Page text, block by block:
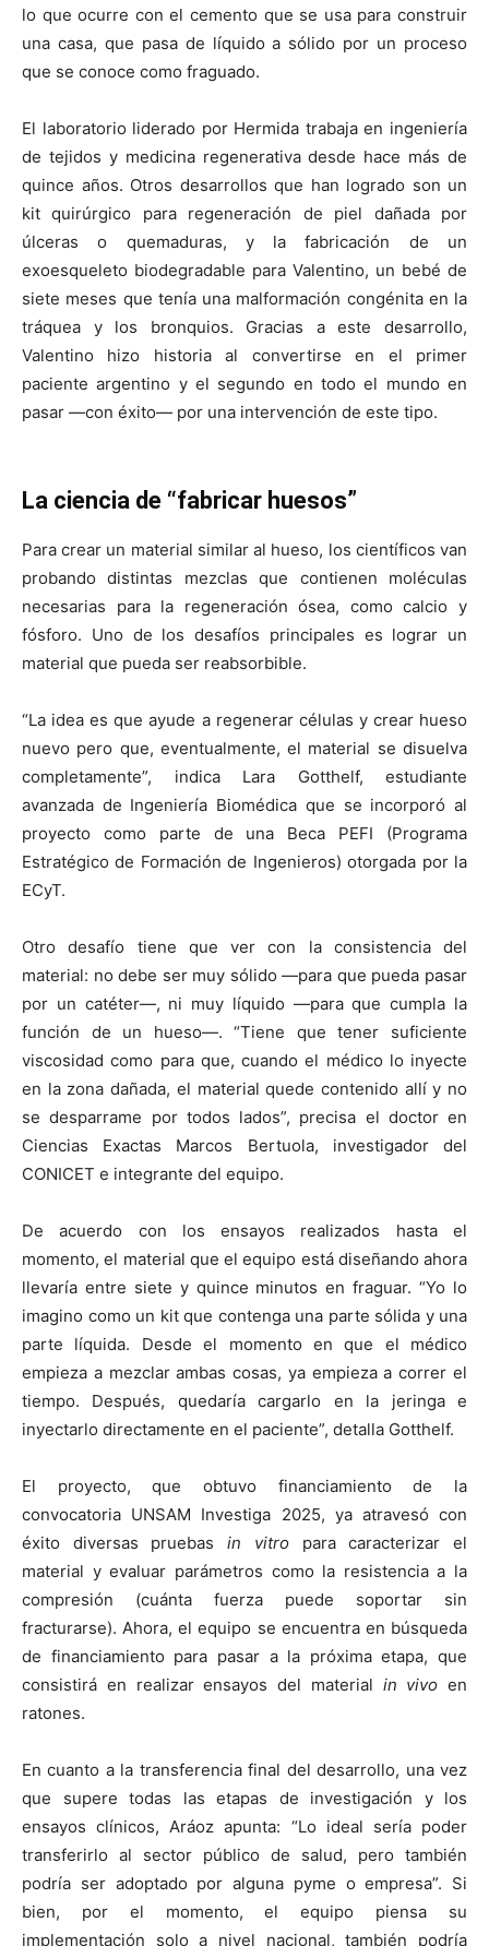
lo que ocurre con el cemento que se usa para construir
una casa, que pasa de líquido a sólido por un proceso
que se conoce como fraguado.
El laboratorio liderado por Hermida trabaja en ingeniería
de tejidos y medicina regenerativa desde hace más de
quince años. Otros desarrollos que han logrado son un
kit quirúrgico para regeneración de piel dañada por
úlceras o quemaduras, y la fabricación de un
exoesqueleto biodegradable para Valentino, un bebé de
siete meses que tenía una malformación congénita en la
tráquea y los bronquios. Gracias a este desarrollo,
Valentino hizo historia al convertirse en el primer
paciente argentino y el segundo en todo el mundo en
pasar —con éxito— por una intervención de este tipo.
La ciencia de “fabricar huesos”
Para crear un material similar al hueso, los científicos van
probando distintas mezclas que contienen moléculas
necesarias para la regeneración ósea, como calcio y
fósforo. Uno de los desafíos principales es lograr un
material que pueda ser reabsorbible.
“La idea es que ayude a regenerar células y crear hueso
nuevo pero que, eventualmente, el material se disuelva
completamente”, indica Lara Gotthelf, estudiante
avanzada de Ingeniería Biomédica que se incorporó al
proyecto como parte de una Beca PEFI (Programa
Estratégico de Formación de Ingenieros) otorgada por la
ECyT.
Otro desafío tiene que ver con la consistencia del
material: no debe ser muy sólido —para que pueda pasar
por un catéter—, ni muy líquido —para que cumpla la
función de un hueso—. “Tiene que tener suficiente
viscosidad como para que, cuando el médico lo inyecte
en la zona dañada, el material quede contenido allí y no
se desparrame por todos lados”, precisa el doctor en
Ciencias Exactas Marcos Bertuola, investigador del
CONICET e integrante del equipo.
De acuerdo con los ensayos realizados hasta el
momento, el material que el equipo está diseñando ahora
llevaría entre siete y quince minutos en fraguar. “Yo lo
imagino como un kit que contenga una parte sólida y una
parte líquida. Desde el momento en que el médico
empieza a mezclar ambas cosas, ya empieza a correr el
tiempo. Después, quedaría cargarlo en la jeringa e
inyectarlo directamente en el paciente”, detalla Gotthelf.
El proyecto, que obtuvo financiamiento de la
convocatoria UNSAM Investiga 2025, ya atravesó con
éxito diversas pruebasin vitropara caracterizar el
material y evaluar parámetros como la resistencia a la
compresión (cuánta fuerza puede soportar sin
fracturarse). Ahora, el equipo se encuentra en búsqueda
de financiamiento para pasar a la próxima etapa, que
consistirá en realizar ensayos del material in vivo en
ratones.
En cuanto a la transferencia final del desarrollo, una vez
que supere todas las etapas de investigación y los
ensayos clínicos, Aráoz apunta: “Lo ideal sería poder
transferirlo al sector público de salud, pero también
podría ser adoptado por alguna pyme o empresa”. Si
bien, por el momento, el equipo piensa su
implementación solo a nivel nacional, también podría